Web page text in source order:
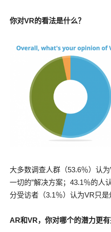
你对VR的看法是什么？
大多数调查人群（53.6％）认
一切的”解决方案；43.1％的人
分受访者（3.1％）认为VR只是
AR和VR，你对哪个的潜力更有